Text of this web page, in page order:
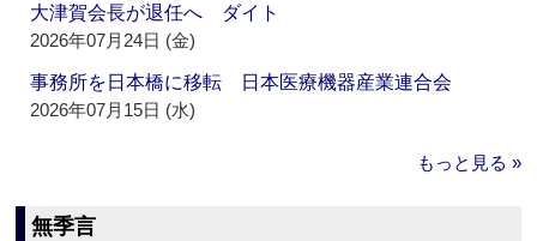
大津賀会長が退任へ ダイト
2026年07月24日 (金)
事務所を日本橋に移転 日本医療機器産業連合会
2026年07月15日 (水)
もっと見る »
無季言